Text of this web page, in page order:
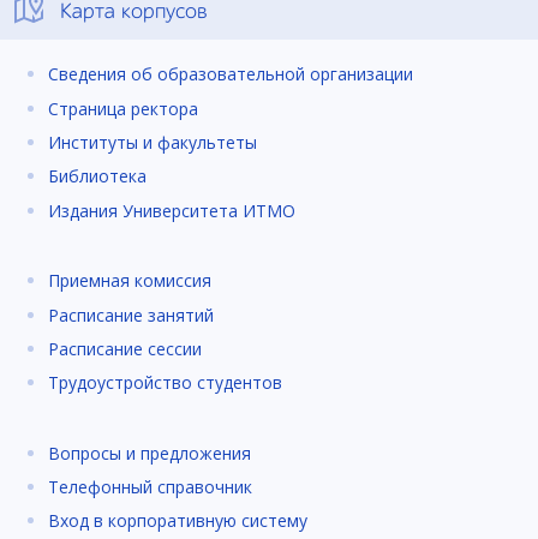
Карта корпусов
Сведения об образовательной организации
Страница ректора
Институты и факультеты
Библиотека
Издания Университета ИТМО
Приемная комиссия
Расписание занятий
Расписание сессии
Трудоустройство студентов
Вопросы и предложения
Телефонный справочник
Вход в корпоративную систему